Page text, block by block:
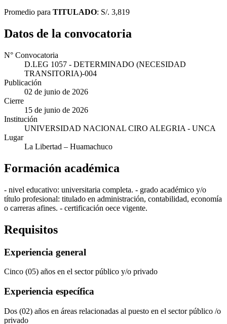
Promedio para TITULADO: S/. 3,819
Datos de la convocatoria
N° Convocatoria
D.LEG 1057 - DETERMINADO (NECESIDAD
TRANSITORIA)-004
Publicación
02 de junio de 2026
Cierre
15 de junio de 2026
Institución
UNIVERSIDAD NACIONAL CIRO ALEGRIA - UNCA
Lugar
La Libertad – Huamachuco
Formación académica
- nivel educativo: universitaria completa. - grado académico y/o
título profesional: titulado en administración, contabilidad, economía
o carreras afines. - certificación oece vigente.
Requisitos
Experiencia general
Cinco (05) años en el sector público y/o privado
Experiencia específica
Dos (02) años en áreas relacionadas al puesto en el sector público /o
privado